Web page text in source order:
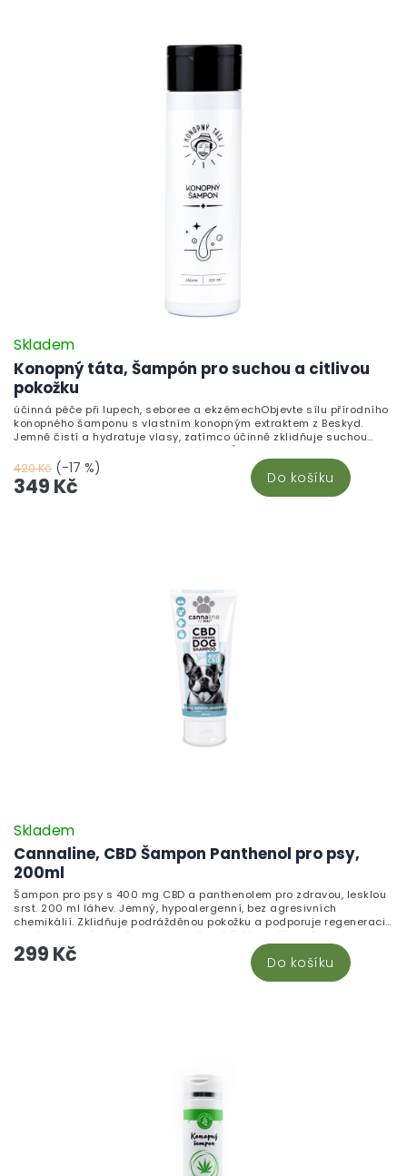
Konopný táta, Šampón pro suchou a citlivou
pokožku
Skladem
420 Kč (-17 %)
349 Kč Do košíku
účinná péče při lupech, seboree a ekzémechObjevte sílu přírodního
konopného šamponu s vlastním konopným extraktem z Beskyd.
Jemně čistí a hydratuje vlasy, zatímco účinně zklidňuje suchou
pokožku hlavy, lupy, seboreu a ekzémy. Šampon obsahuje GLUADIN®
KERA-P LM pro posílení vlasových vláken, DEFENSCALP™ PF proti
lupům a PANTHENOL pro regeneraci.Ideální pro každodenní použití
na všech typech vlasů. Přírodní složení bez dráždivých chemických
Cannaline, CBD Šampon Panthenol pro psy,
200ml
Skladem
299 Kč Do košíku
Šampon pro psy s 400 mg CBD a panthenolem pro zdravou, lesklou
srst. 200 ml láhev. Jemný, hypoalergenní, bez agresivních
chemikálií. Zklidňuje podrážděnou pokožku a podporuje regeneraci
buněk. Vhodný pro všechny psy včetně štěňat. Přírodní formule bez
sulfátů a parabenů.